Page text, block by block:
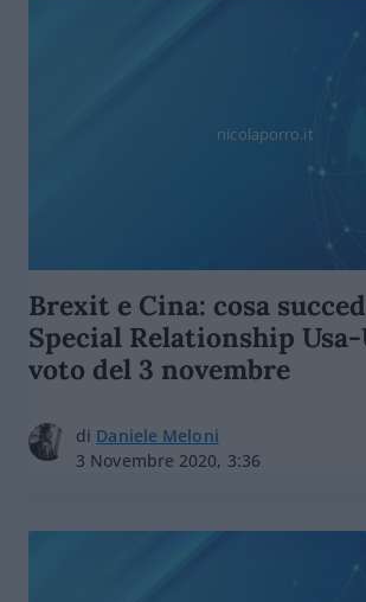
nicolaporro.it
Brexit e Cina: cosa
Special Relationship
voto del 3 novembre
di Daniele Meloni
3 Novembre 2020, 3:36